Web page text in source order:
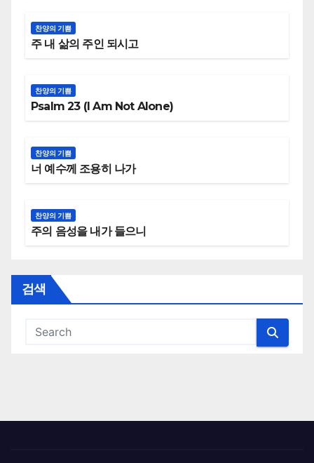
찬양의 기쁨
주 내 삶의 주인 되시고
찬양의 기쁨
Psalm 23 (I Am Not Alone)
찬양의 기쁨
너 예수께 조용히 나가
찬양의 기쁨
주의 음성을 내가 들으니
검색